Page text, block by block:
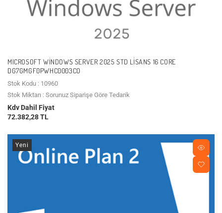
MICROSOFT WINDOWS SERVER 2025 STD LISANS 16 CORE
DG7GMGF0PWHC0003CO
Stok Kodu : 10960
Stok Miktarı : Sorunuz Siparişe Göre Tedarik
Kdv Dahil Fiyat
72.382,28 TL
Yeni